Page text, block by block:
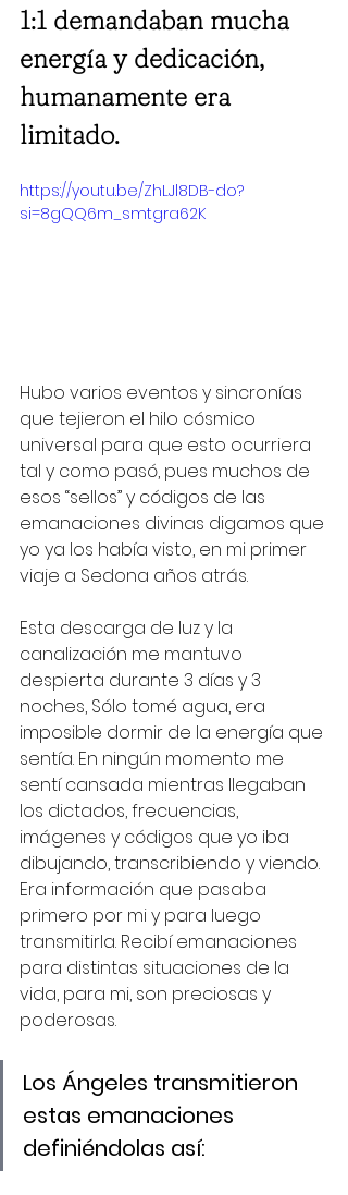
1:1 demandaban mucha
energía y dedicación,
humanamente era
limitado.
https://youtu.be/ZhLJl8DB-do?
si=8gQQ6m_smtgra62K
Hubo varios eventos y sincronías
que tejieron el hilo cósmico
universal para que esto ocurriera
tal y como pasó, pues muchos de
esos “sellos” y códigos de las
emanaciones divinas digamos que
yo ya los había visto, en mi primer
viaje a Sedona años atrás.
Esta descarga de luz y la
canalización me mantuvo
despierta durante 3 días y 3
noches, Sólo tomé agua, era
imposible dormir de la energía que
sentía. En ningún momento me
sentí cansada mientras llegaban
los dictados, frecuencias,
imágenes y códigos que yo iba
dibujando, transcribiendo y viendo.
Era información que pasaba
primero por mi y para luego
transmitirla. Recibí emanaciones
para distintas situaciones de la
vida, para mi, son preciosas y
poderosas.
Los Ángeles transmitieron
estas emanaciones
definiéndolas así: